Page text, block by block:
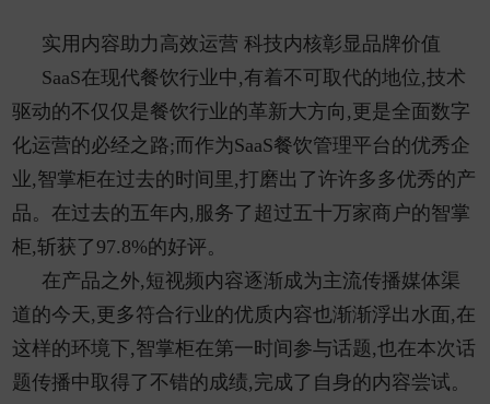
实用内容助力高效运营 科技内核彰显品牌价值
SaaS在现代餐饮行业中,有着不可取代的地位,技术
驱动的不仅仅是餐饮行业的革新大方向,更是全面数字
化运营的必经之路;而作为SaaS餐饮管理平台的优秀企
业,智掌柜在过去的时间里,打磨出了许许多多优秀的产
品。在过去的五年内,服务了超过五十万家商户的智掌
柜,斩获了97.8%的好评。
在产品之外,短视频内容逐渐成为主流传播媒体渠
道的今天,更多符合行业的优质内容也渐渐浮出水面,在
这样的环境下,智掌柜在第一时间参与话题,也在本次话
题传播中取得了不错的成绩,完成了自身的内容尝试。